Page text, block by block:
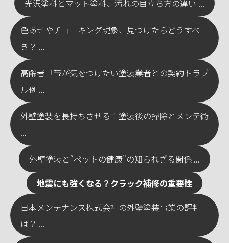
光沢塗料とマット塗料、汚れの目立ち方の違い ...
色あせやチョーキング現象、見つけたらどうすべ
き？ ...
高齢者世帯が気をつけたい塗装業者との契約トラブ
ル例 ...
外壁塗装を長持ちさせる！塗装後の掃除とメンテ術
...
外壁塗装と“ペットの健康”の知られざる関係 ...
地震にも強くなる？クラック補修の重要性
日本メンテナンス株式会社の外壁塗装事業の評判
は？ ...